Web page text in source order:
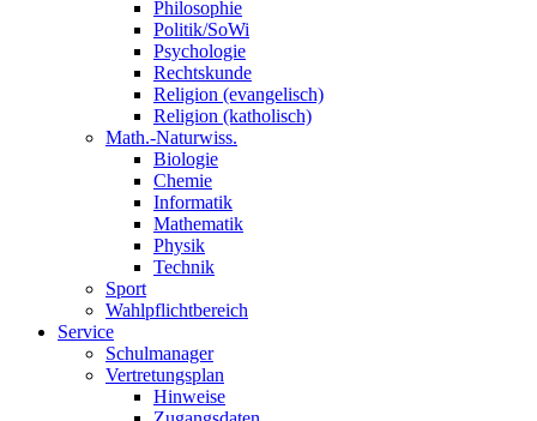
Philosophie
Politik/SoWi
Psychologie
Rechtskunde
Religion (evangelisch)
Religion (katholisch)
Math.-Naturwiss.
Biologie
Chemie
Informatik
Mathematik
Physik
Technik
Sport
Wahlpflichtbereich
Service
Schulmanager
Vertretungsplan
Hinweise